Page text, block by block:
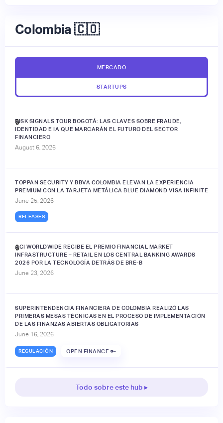
Colombia 🇨🇴
MERCADO
STARTUPS
RISK SIGNALS TOUR BOGOTÁ: LAS CLAVES SOBRE FRAUDE,
IDENTIDAD E IA QUE MARCARÁN EL FUTURO DEL SECTOR
FINANCIERO
August 6, 2026
🔒
TOPPAN SECURITY Y BBVA COLOMBIA ELEVAN LA EXPERIENCIA
PREMIUM CON LA TARJETA METÁLICA BLUE DIAMOND VISA INFINITE
June 25, 2026
RELEASES
ACI WORLDWIDE RECIBE EL PREMIO FINANCIAL MARKET
INFRASTRUCTURE – RETAIL EN LOS CENTRAL BANKING AWARDS
2026 POR LA TECNOLOGÍA DETRÁS DE BRE-B
June 23, 2026
🔒
SUPERINTENDENCIA FINANCIERA DE COLOMBIA REALIZÓ LAS
PRIMERAS MESAS TÉCNICAS EN EL PROCESO DE IMPLEMENTACIÓN
DE LAS FINANZAS ABIERTAS OBLIGATORIAS
June 16, 2026
REGULACIÓN OPEN FINANCE 🔑
Todo sobre este hub ▸